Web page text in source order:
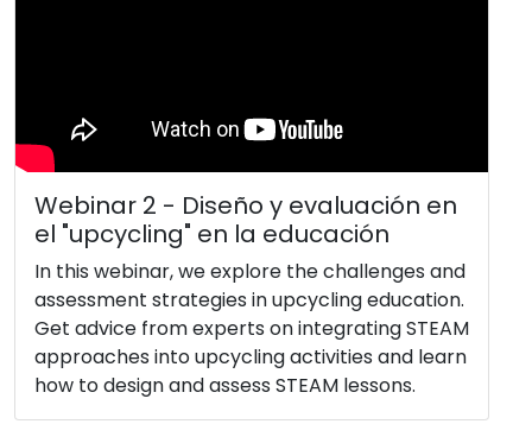
Webinar 2 - Diseño y evaluación en
el "upcycling" en la educación
In this webinar, we explore the challenges and
assessment strategies in upcycling education.
Get advice from experts on integrating STEAM
approaches into upcycling activities and learn
how to design and assess STEAM lessons.